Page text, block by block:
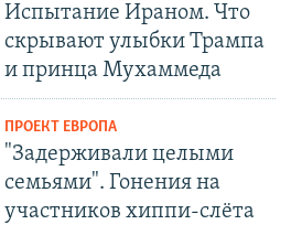
Испытание Ираном. Что
скрывают улыбки Трампа
и принца Мухаммеда
ПРОЕКТ ЕВРОПА
"Задерживали целыми
семьями". Гонения на
участников хиппи-слёта